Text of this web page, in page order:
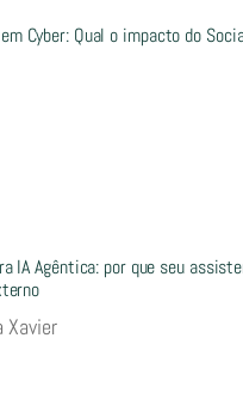
Cyber: Qual o impacto do
IA Agêntica: por que seu
Xavier